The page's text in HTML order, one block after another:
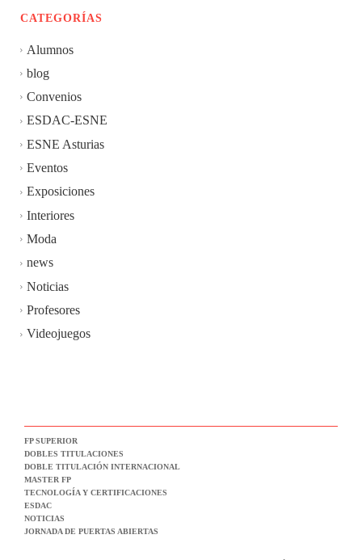
CATEGORÍAS
Alumnos
blog
Convenios
ESDAC-ESNE
ESNE Asturias
Eventos
Exposiciones
Interiores
Moda
news
Noticias
Profesores
Videojuegos
FP SUPERIOR
DOBLES TITULACIONES
DOBLE TITULACIÓN INTERNACIONAL
MASTER FP
TECNOLOGÍA Y CERTIFICACIONES
ESDAC
NOTICIAS
JORNADA DE PUERTAS ABIERTAS